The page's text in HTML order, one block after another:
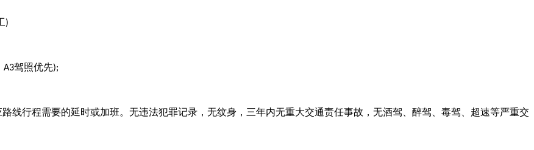
)
A3驾照优先);
线行程需要的延时或加班。无违法犯罪记录，无纹身，三年内无重大交通责任事故，无酒驾、醉驾、毒驾、超速等严重交